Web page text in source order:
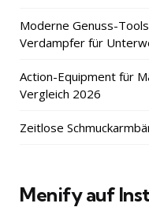
Moderne Genuss-
Verdampfer für
Action-Equipment für
Vergleich 2026
Zeitlose
Menify auf